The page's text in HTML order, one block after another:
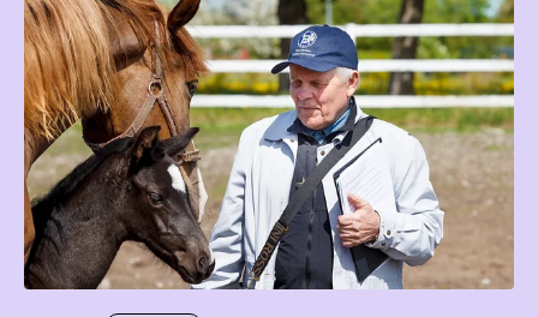
Koolitused
Välisvõistlustel Osaleja Meelespea
VOLTIŽEERIMINE
Välisvõistlustel Osaleja Meelespea